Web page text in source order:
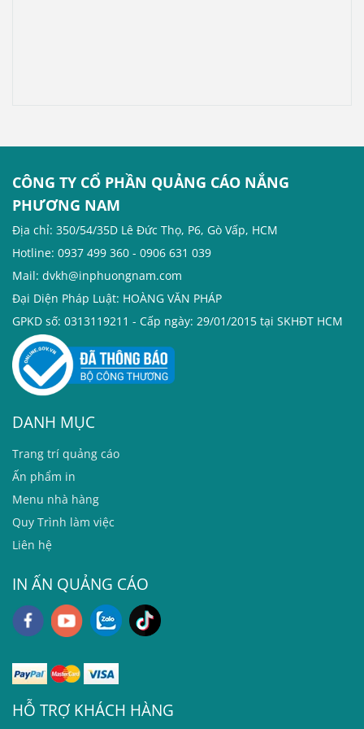
CÔNG TY CỔ PHẦN QUẢNG CÁO NẮNG
PHƯƠNG NAM
Địa chỉ: 350/54/35D Lê Đức Thọ, P6, Gò Vấp, HCM
Hotline: 0937 499 360 - 0906 631 039
Mail: dvkh@inphuongnam.com
Đại Diện Pháp Luật: HOÀNG VĂN PHÁP
GPKD số: 0313119211 - Cấp ngày: 29/01/2015 tại SKHĐT HCM
DANH MỤC
Trang trí quảng cáo
Ấn phẩm in
Menu nhà hàng
Quy Trình làm việc
Liên hệ
IN ẤN QUẢNG CÁO
HỖ TRỢ KHÁCH HÀNG